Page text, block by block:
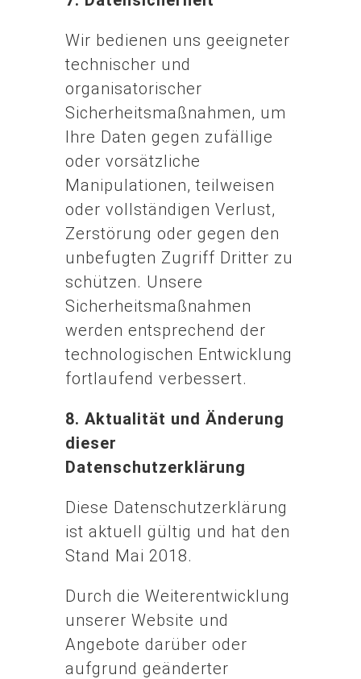
Wir bedienen uns geeigneter
technischer und
organisatorischer
Sicherheitsmaßnahmen, um
Ihre Daten gegen zufällige
oder vorsätzliche
Manipulationen, teilweisen
oder vollständigen Verlust,
Zerstörung oder gegen den
unbefugten Zugriff Dritter zu
schützen. Unsere
Sicherheitsmaßnahmen
werden entsprechend der
technologischen Entwicklung
fortlaufend verbessert.
8. Aktualität und Änderung
dieser
Datenschutzerklärung
Diese Datenschutzerklärung
ist aktuell gültig und hat den
Stand Mai 2018.
Durch die Weiterentwicklung
unserer Website und
Angebote darüber oder
aufgrund geänderter